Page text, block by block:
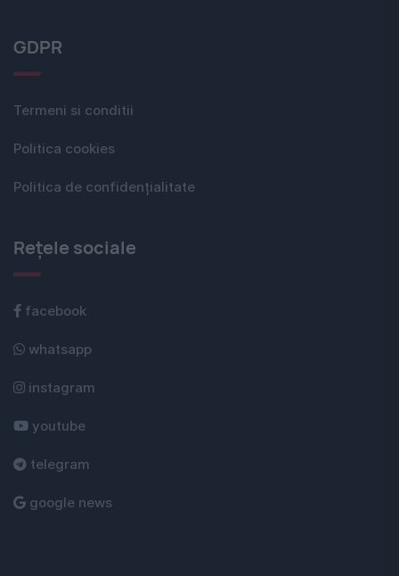
GDPR
Termeni si conditii
Politica cookies
Politica de confidențialitate
Rețele sociale
facebook
whatsapp
instagram
youtube
telegram
google news